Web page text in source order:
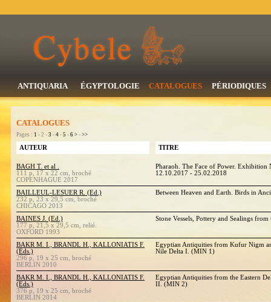
ANTIQUARIA ÉGYPTOLOGIE CATALOGUES PÉRIODIQUES
CATALOGUES
Pages : 1 - 2 - 3 - 4 - 5 - 6 > - >>
AUTEUR TITRE
BAGH T. et al .
111 p, 17 x 22 cm, broché
COPENHAGUE 2017
Pharaoh. The Face of Power. Exhibition
12.10.2017 - 25.02.2018
BAILLEUL-LESUER R. (Ed.)
232 p, 23 x 29,5 cm, broché
CHICAGO 2013
Between Heaven and Earth. Birds in
BAINES J. (Ed.)
177 p, 21,5 x 29,5 cm, relié.
OXFORD 1993
Stone Vessels, Pottery and Sealings
BAKR M. I., BRANDL H., KALLONIATIS F.
(Eds.)
296 p, 19 x 25 cm, broché
BERLIN 2010
Egyptian Antiquities from Kufur Nigm
Nile Delta I. (MIN 1)
BAKR M. I., BRANDL H., KALLONIATIS F.
(Eds.)
376 p, 19 x 25 cm, broché
BERLIN 2014
Egyptian Antiquities from the Eastern
II. (MIN 2)